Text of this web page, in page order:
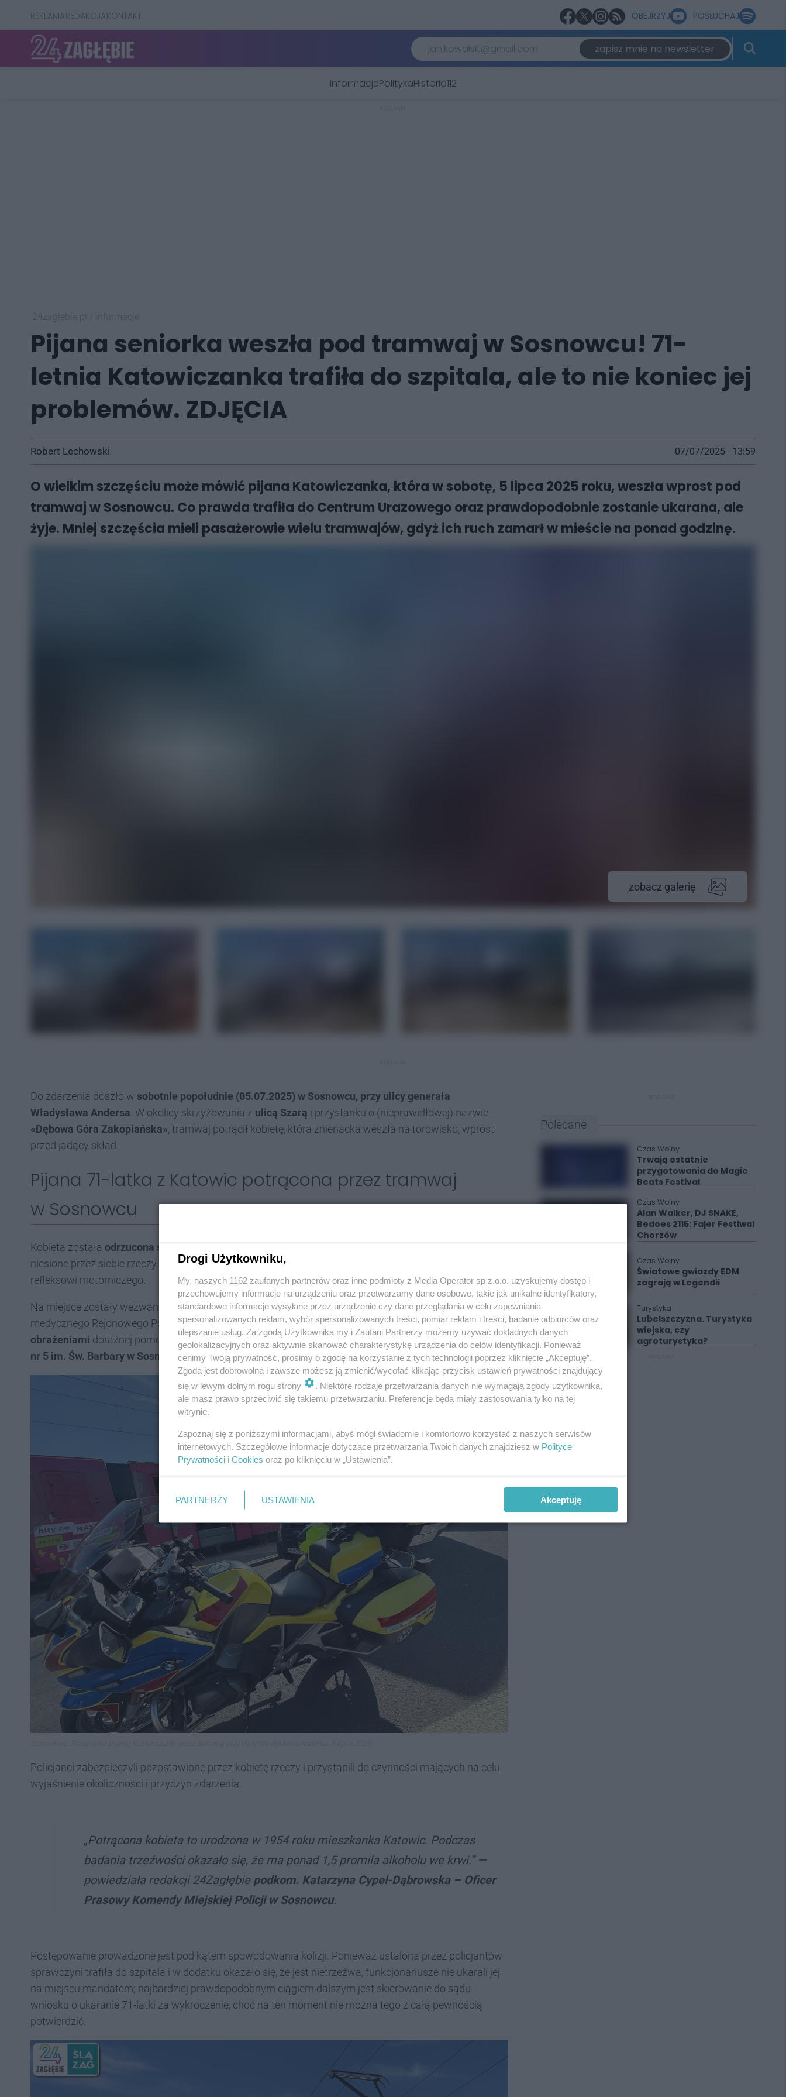
REKLAMAREDAKCJAKONTAKT OBEJRZYJ POSŁUCHAJ
zapisz mnie na newsletter
InformacjePolitykaHistoria112
Pijana seniorka weszła pod tramwaj w Sosnowcu! 71-
letnia Katowiczanka trafiła do szpitala, ale to nie koniec jej
problemów. ZDJĘCIA
Robert Lechowski 07/07/2025 - 13:59
O wielkim szczęściu może mówić pijana Katowiczanka, która w sobotę, 5 lipca 2025 roku, weszła wprost pod
tramwaj w Sosnowcu. Co prawda trafiła do Centrum Urazowego oraz prawdopodobnie zostanie ukarana, ale
żyje. Mniej szczęścia mieli pasażerowie wielu tramwajów, gdyż ich ruch zamarł w mieście na ponad godzinę.
zobacz galerię
Do zdarzenia doszło w sobotnie popołudnie (05.07.2025) w Sosnowcu, przy ulicy generała
Władysława Andersa . W okolicy skrzyżowania z ulicą Szarą i przystanku o (nieprawidłowej) nazwie
«Dębowa Góra Zakopiańska» , tramwaj potrącił kobietę, która znienacka weszła na torowisko, wprost
przed jadący skład.
Pijana 71-latka z Katowic potrącona przez tramwaj
w Sosnowcu
Kobieta została odrzucona siłą uderzenia
niesione przez siebie rzeczy. Na szczęście nie wpadła pod pojazd, a to prawdopodobnie również dzięki
refleksowi motorniczego.
Na miejsce zostały wezwane służby, to jest pogotowie ratunkowe oraz policja. Zespół ratownictwa
medycznego Rejonowego Pogotowia Ratunkowego w Sosnowcu udzieliłnieprzytomnej kobiecie z
obrażeniami doraźnej pomocy , po czym odwiózł do
Centrum Urazowego – Wojewódzkiego Szpitala
nr 5 im. Św. Barbary w Sosnowcu(tzw. Szpital Górniczy).
Policjanci zabezpieczyli pozostawione przez kobietę rzeczy i przystąpili do czynności mających na celu
wyjaśnienie okoliczności i przyczyn zdarzenia.
„Potrącona kobieta to urodzona w 1954 roku mieszkanka Katowic. Podczas
badania trzeźwości okazało się, że ma ponad 1,5 promila alkoholu we krwi.” —
powiedziała redakcji 24Zagłębie podkom. Katarzyna Cypel-Dąbrowska – Oficer
Prasowy Komendy Miejskiej Policji w Sosnowcu.
Postępowanie prowadzone jest pod kątem spowodowania kolizji. Ponieważ ustalona przez policjantów
sprawczyni trafiła do szpitala i w dodatku okazało się, że jest nietrzeźwa, funkcjonariusze nie ukarali jej
na miejscu mandatem; najbardziej prawdopodobnym ciągiem dalszym jest skierowanie do sądu
wniosku o ukaranie 71-latki za wykroczenie, choć na ten moment nie można tego z całą pewnością
potwierdzić.
Polecane
Czas Wolny
Trwają ostatnie
przygotowania do Magic
Beats Festival
Czas Wolny
Alan Walker, DJ SNAKE,
Bedoes 2115: Fajer Festiwal
Chorzów
Czas Wolny
Światowe gwiazdy EDM
zagrają w Legendii
Turystyka
Lubelszczyzna. Turystyka
wiejska, czy
agroturystyka?
Drogi Użytkowniku,
My, naszych 1162 zaufanych partnerów oraz inne podmioty z Media Operator sp z.o.o. uzyskujemy dostęp i
przechowujemy informacje na urządzeniu oraz przetwarzamy dane osobowe, takie jak unikalne identyfikatory,
standardowe informacje wysyłane przez urządzenie czy dane przeglądania w celu zapewniania
spersonalizowanych reklam, wybór spersonalizowanych treści, pomiar reklam i treści, badanie odbiorców oraz
ulepszanie usług. Za zgodą Użytkownika my i Zaufani Partnerzy możemy używać dokładnych danych
geolokalizacyjnych oraz aktywnie skanować charakterystykę urządzenia do celów identyfikacji. Ponieważ
cenimy Twoją prywatność, prosimy o zgodę na korzystanie z tych technologii poprzez kliknięcie „Akceptuję”.
Zgoda jest dobrowolna i zawsze możesz ją zmienić/wycofać klikając przycisk ustawień prywatności znajdujący
się w lewym dolnym rogu strony
. Niektóre rodzaje przetwarzania danych nie wymagają zgody użytkownika,
ale masz prawo sprzeciwić się takiemu przetwarzaniu. Preferencje będą miały zastosowania tylko na tej
witrynie.
Zapoznaj się z poniższymi informacjami, abyś mógł świadomie i komfortowo korzystać z naszych serwisów
internetowych. Szczegółowe informacje dotyczące przetwarzania Twoich danych znajdziesz w Polityce
Prywatności i Cookies oraz po kliknięciu w „Ustawienia”.
PARTNERZY USTAWIENIA Akceptuję